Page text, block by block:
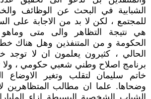
الشبابية في البحث عن الوظائف
للمجتمع ، لكن لا بد من الاجابة على
هي نتيجة التظاهر والى متى
الحكومة و من المتنفذين وهل هناك
الحالي ، كثيرون يعلمون ان لا توجد
برنامج اصلاح وطني شعبي حكومي ، ولا
خاتم سليمان لتقلب وتغير الاوضاع
وضحاها. علما ان مطالب المتظاهرين